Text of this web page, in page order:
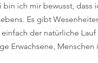
ich mir bewusst, dass
Es gibt
der natürliche
Erwachsene,